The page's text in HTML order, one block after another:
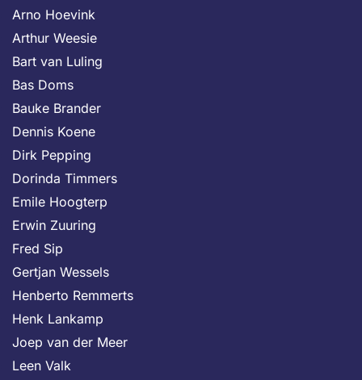
Arno Hoevink
Arthur Weesie
Bart van Luling
Bas Doms
Bauke Brander
Dennis Koene
Dirk Pepping
Dorinda Timmers
Emile Hoogterp
Erwin Zuuring
Fred Sip
Gertjan Wessels
Henberto Remmerts
Henk Lankamp
Joep van der Meer
Leen Valk